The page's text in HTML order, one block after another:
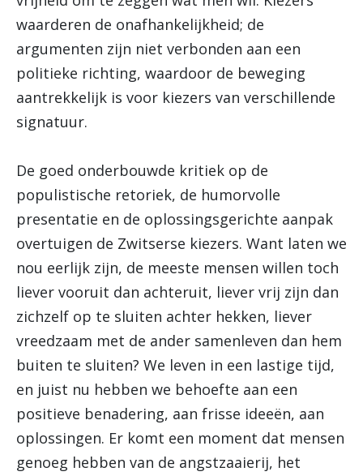
waarderen de onafhankelijkheid; de
argumenten zijn niet verbonden aan een
politieke richting, waardoor de beweging
aantrekkelijk is voor kiezers van verschillende
signatuur.
De goed onderbouwde kritiek op de
populistische retoriek, de humorvolle
presentatie en de oplossingsgerichte aanpak
overtuigen de Zwitserse kiezers. Want laten we
nou eerlijk zijn, de meeste mensen willen toch
liever vooruit dan achteruit, liever vrij zijn dan
zichzelf op te sluiten achter hekken, liever
vreedzaam met de ander samenleven dan hem
buiten te sluiten? We leven in een lastige tijd,
en juist nu hebben we behoefte aan een
positieve benadering, aan frisse ideeën, aan
oplossingen. Er komt een moment dat mensen
genoeg hebben van de angstzaaierij, het